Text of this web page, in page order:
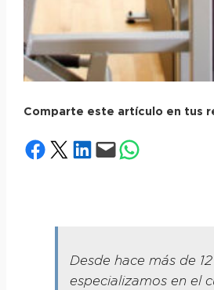
Comparte este artículo en tus
Compartir en Facebook
Compartir en X Compartir en LinkedIn
Envía esta página por correo electrónico
Compartir en WhatsApp
Desde hace más de
especializamos en el